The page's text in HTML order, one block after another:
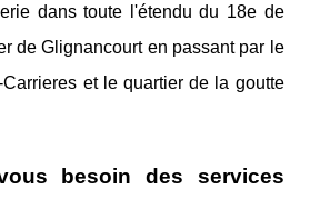
dans toute l'étendu du 18e de
de Glignancourt en passant par le
et le quartier de la goutte
besoin des services